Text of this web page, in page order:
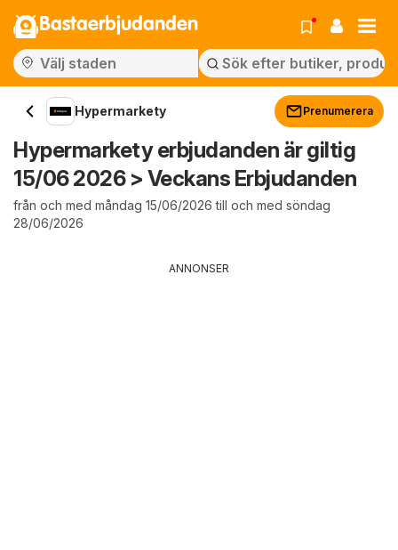
Bastaerbjudanden
Hypermarkety Prenumerera
Hypermarkety erbjudanden är giltig
15/06 2026 > Veckans Erbjudanden
från och med måndag 15/06/2026 till och med söndag
28/06/2026
ANNONSER